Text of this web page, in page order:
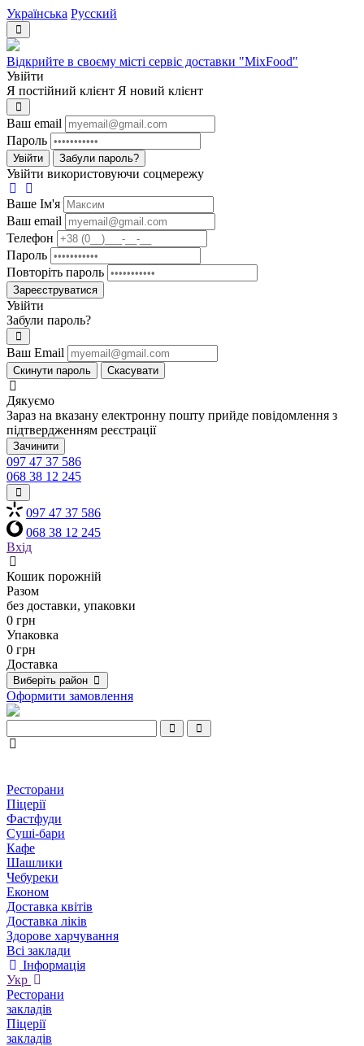
Українська Русский
Відкрийте в своєму місті сервіс доставки "MixFood"
Увійти
Я постійний клієнт Я новий клієнт
Ваш email
Пароль
Увійти Забули пароль?
Увійти використовуючи соцмережу
Ваше Iм'я
Ваш email
Телефон
Пароль
Повторіть пароль
Зареєструватися
Увійти
Забули пароль?
Ваш Email
Скинути пароль Скасувати
Дякуємо
Зараз на вказану електронну пошту прийде повідомлення з
підтвердженням реєстрації
Зачинити
097 47 37 586
068 38 12 245
097 47 37 586
068 38 12 245
Вхід
Кошик порожній
Разом
без доставки, упаковки
0 грн
Упаковка
0 грн
Доставка
Виберіть район
Оформити замовлення
Ресторани
Піцерії
Фастфуди
Суші-бари
Кафе
Шашлики
Чебуреки
Економ
Доставка квітів
Доставка ліків
Здорове харчування
Всі заклади
Інформація
Укр
Ресторани
закладів
Піцерії
закладів